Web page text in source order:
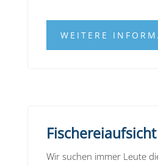
WEITERE
Fischereiaufsicht
Wir suchen immer Leute